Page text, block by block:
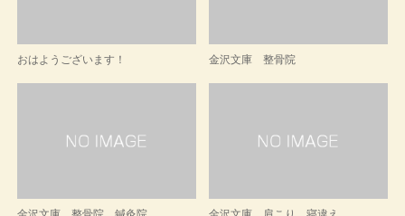
おはようございます！ 金沢文庫 整骨院